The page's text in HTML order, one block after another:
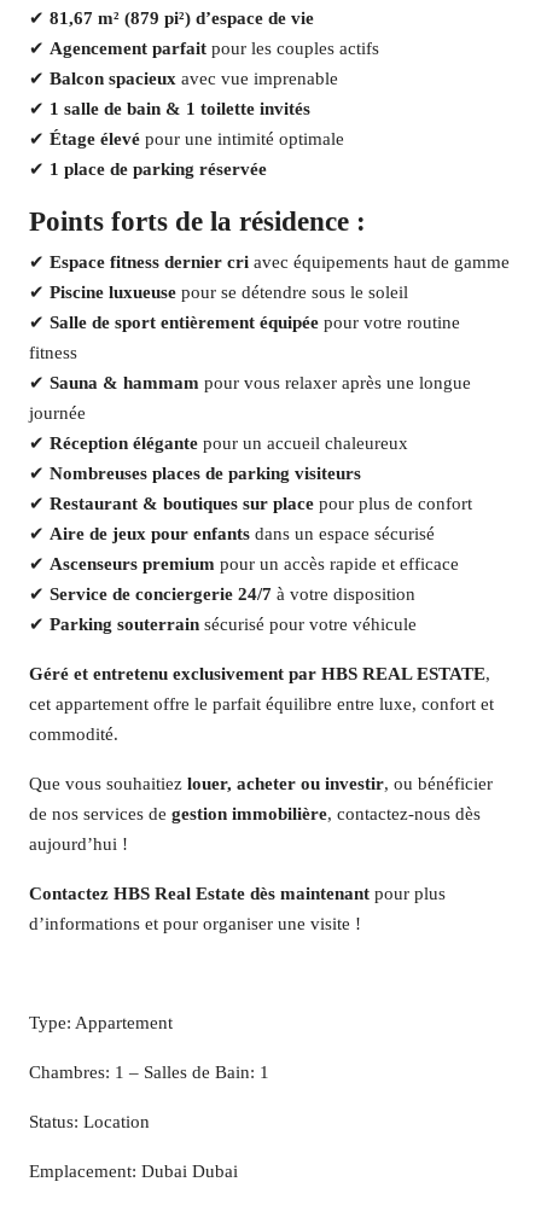
✔ 81,67 m² (879 pi²) d’espace de vie
✔ Agencement parfait pour les couples actifs
✔ Balcon spacieux avec vue imprenable
✔ 1 salle de bain & 1 toilette invités
✔ Étage élevé pour une intimité optimale
✔ 1 place de parking réservée
Points forts de la résidence :
✔ Espace fitness dernier cri avec équipements haut de gamme
✔ Piscine luxueuse pour se détendre sous le soleil
✔ Salle de sport entièrement équipée pour votre routine
fitness
✔ Sauna & hammam pour vous relaxer après une longue
journée
✔ Réception élégante pour un accueil chaleureux
✔ Nombreuses places de parking visiteurs
✔ Restaurant & boutiques sur place pour plus de confort
✔ Aire de jeux pour enfants dans un espace sécurisé
✔ Ascenseurs premium pour un accès rapide et efficace
✔ Service de conciergerie 24/7 à votre disposition
✔ Parking souterrain sécurisé pour votre véhicule
Géré et entretenu exclusivement par HBS REAL ESTATE,
cet appartement offre le parfait équilibre entre luxe, confort et
commodité.
Que vous souhaitiez louer, acheter ou investir, ou bénéficier
de nos services de gestion immobilière, contactez-nous dès
aujourd’hui !
Contactez HBS Real Estate dès maintenant pour plus
d’informations et pour organiser une visite !
Type: Appartement
Chambres: 1 – Salles de Bain: 1
Status: Location
Emplacement: Dubai Dubai